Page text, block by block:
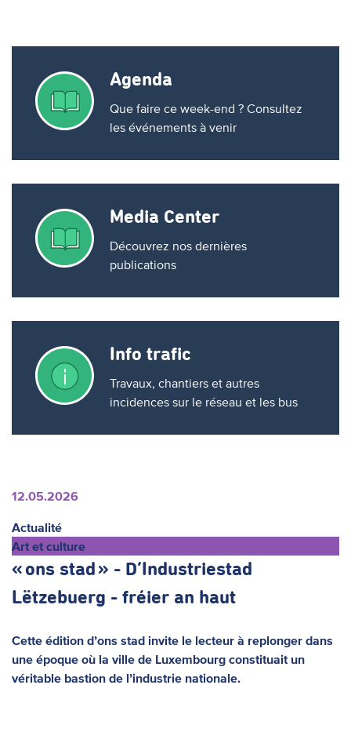
Agenda
Que faire ce week-end ? Consultez
les événements à venir
Media Center
Découvrez nos dernières
publications
Info trafic
Travaux, chantiers et autres
incidences sur le réseau et les bus
12.05.2026
Actualité
Art et culture
« ons stad » - D’Industriestad
Lëtzebuerg - fréier an haut
Cette édition d’ons stad invite le lecteur à replonger dans
une époque où la ville de Luxembourg constituait un
véritable bastion de l’industrie nationale.